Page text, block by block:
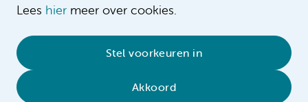
Lees hier meer over cookies.
Stel voorkeuren in
Akkoord
Cookieverklaring • Sitemap